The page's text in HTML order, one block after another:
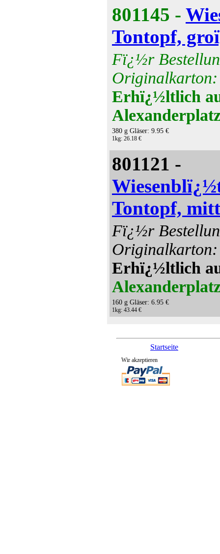
801145 -
Tontopf,
Fï¿½r
Originalkarton:
Erhï¿½ltlich
380 g Gläser: 9.95 €
1kg: 26.18 €
801121 -
Tontopf,
Fï¿½r
Originalkarton:
Erhï¿½ltlich
160 g Gläser: 6.95 €
1kg: 43.44 €
Startseite
Wir akzeptieren